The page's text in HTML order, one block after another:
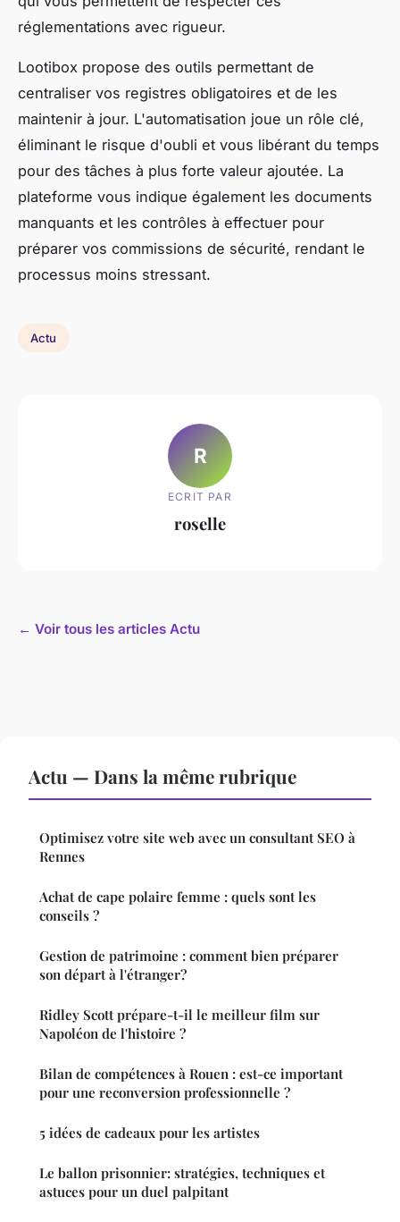
réglementations avec rigueur.
Lootibox propose des outils permettant de
centraliser vos registres obligatoires et de les
maintenir à jour. L'automatisation joue un rôle clé,
éliminant le risque d'oubli et vous libérant du temps
pour des tâches à plus forte valeur ajoutée. La
plateforme vous indique également les documents
manquants et les contrôles à effectuer pour
préparer vos commissions de sécurité, rendant le
processus moins stressant.
Actu
R
ECRIT PAR
roselle
← Voir tous les articles Actu
Actu — Dans la même rubrique
Optimisez votre site web avec un consultant SEO à
Rennes
Achat de cape polaire femme : quels sont les
conseils ?
Gestion de patrimoine : comment bien préparer
son départ à l'étranger?
Ridley Scott prépare-t-il le meilleur film sur
Napoléon de l'histoire ?
Bilan de compétences à Rouen : est-ce important
pour une reconversion professionnelle ?
5 idées de cadeaux pour les artistes
Le ballon prisonnier: stratégies, techniques et
astuces pour un duel palpitant